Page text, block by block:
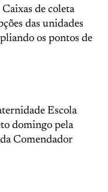
de coleta
das unidades
os pontos de
Escola
domingo pela
Comendador